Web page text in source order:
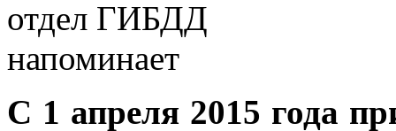
С 1 апреля 2015 года